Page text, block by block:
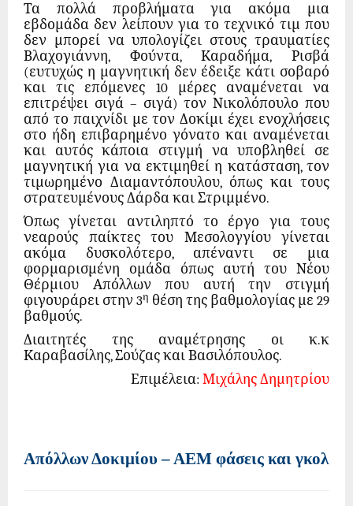
Τα πολλά προβλήματα για ακόμα μια
εβδομάδα δεν λείπουν για το τεχνικό τιμ που
δεν μπορεί να υπολογίζει στους τραυματίες
Βλαχογιάννη, Φούντα, Καραδήμα, Ρισβά
(ευτυχώς η μαγνητική δεν έδειξε κάτι σοβαρό
και τις επόμενες 10 μέρες αναμένεται να
επιτρέψει σιγά – σιγά) τον Νικολόπουλο που
από το παιχνίδι με τον Δοκίμι έχει ενοχλήσεις
στο ήδη επιβαρημένο γόνατο και αναμένεται
και αυτός κάποια στιγμή να υποβληθεί σε
μαγνητική για να εκτιμηθεί η κατάσταση, τον
τιμωρημένο Διαμαντόπουλου, όπως και τους
στρατευμένους Δάρδα και Στριμμένο.
Όπως γίνεται αντιληπτό το έργο για τους
νεαρούς παίκτες του Μεσολογγίου γίνεται
ακόμα δυσκολότερο, απέναντι σε μια
φορμαρισμένη ομάδα όπως αυτή του Νέου
Θέρμιου Απόλλων που αυτή την στιγμή
φιγουράρει στην 3η θέση της βαθμολογίας με 29
βαθμούς.
Διαιτητές της αναμέτρησης οι κ.κ
Καραβασίλης, Σούζας και Βασιλόπουλος.
Επιμέλεια: Μιχάλης Δημητρίου
Απόλλων Δοκιμίου – ΑΕΜ φάσεις και γκολ